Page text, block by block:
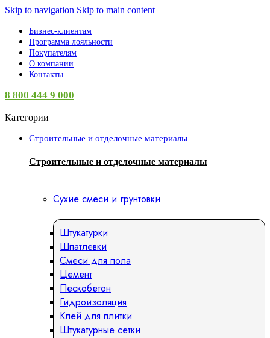
Skip to navigation Skip to main content
Бизнес-клиентам
Программа лояльности
Покупателям
О компании
Контакты
8 800 444 9 000
Категории
Строительные и отделочные материалы
Строительные и отделочные материалы
Сухие смеси и грунтовки
Штукатурки
Шпатлевки
Смеси для пола
Цемент
Пескобетон
Гидроизоляция
Клей для плитки
Штукатурные сетки